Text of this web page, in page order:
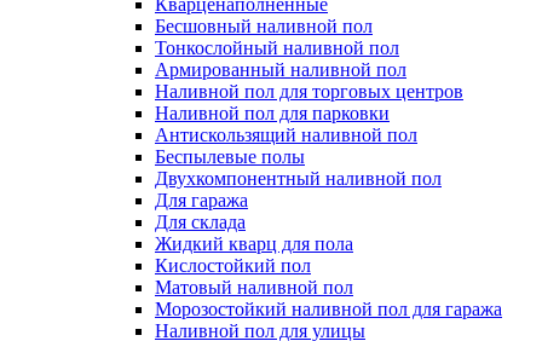
Кварценаполненные
Бесшовный наливной пол
Тонкослойный наливной пол
Армированный наливной пол
Наливной пол для торговых центров
Наливной пол для парковки
Антискользящий наливной пол
Беспылевые полы
Двухкомпонентный наливной пол
Для гаража
Для склада
Жидкий кварц для пола
Кислостойкий пол
Матовый наливной пол
Морозостойкий наливной пол для гаража
Наливной пол для улицы